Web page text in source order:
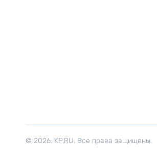
© 2026. KP.RU. Все права защищены.